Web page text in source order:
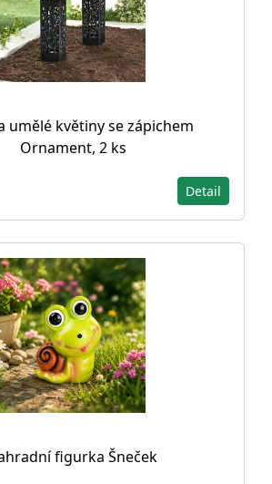
umělé květiny se zápichem
Ornament, 2 ks
Detail
figurka Šneček